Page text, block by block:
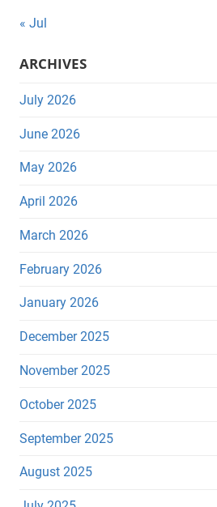
« Jul
ARCHIVES
July 2026
June 2026
May 2026
April 2026
March 2026
February 2026
January 2026
December 2025
November 2025
October 2025
September 2025
August 2025